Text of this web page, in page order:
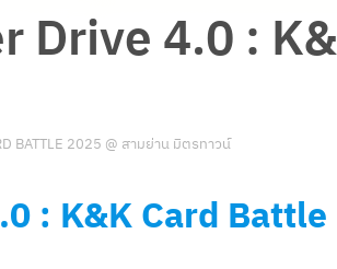
Drive 4.0 :
BATTLE 2025 @ สามย่าน มิตรทาวน์
: K&K Card Battle